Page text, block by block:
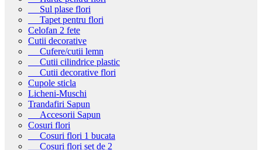
Sul plase flori
Tapet pentru flori
Celofan 2 fete
Cutii decorative
Cufere/cutii lemn
Cutii cilindrice plastic
Cutii decorative flori
Cupole sticla
Licheni-Muschi
Trandafiri Sapun
Accesorii Sapun
Cosuri flori
Cosuri flori 1 bucata
Cosuri flori set de 2